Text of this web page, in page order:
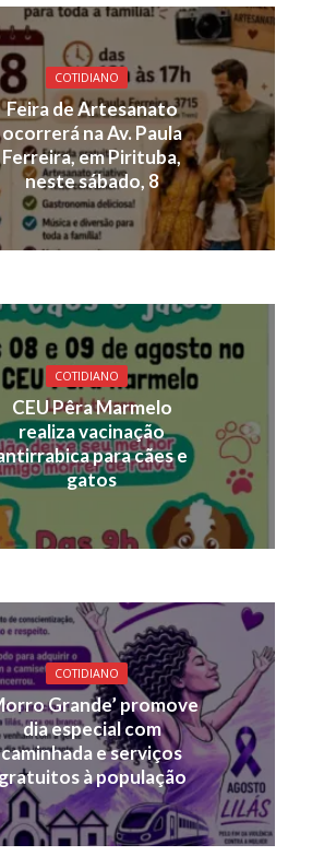
COTIDIANO
Feira de Artesanato
ocorrerá na Av. Paula
Ferreira, em Pirituba,
neste sábado, 8
COTIDIANO
CEU Pêra Marmelo
realiza vacinação
para cães e
gatos
COTIDIANO
Grande’ promove
dia especial com
caminhada e serviços
à população